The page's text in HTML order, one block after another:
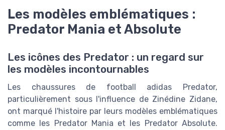
Les modèles emblématiques :
Predator Mania et Absolute
Les icônes des Predator : un regard sur
les modèles incontournables
Les chaussures de football adidas Predator,
particulièrement sous l'influence de Zinédine Zidane,
ont marqué l'histoire par leurs modèles emblématiques
comme les Predator Mania et les Predator Absolute.